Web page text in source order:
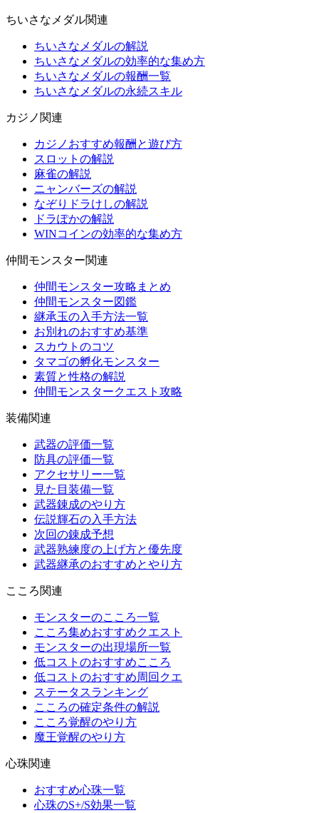
ちいさなメダル関連
ちいさなメダルの解説
ちいさなメダルの効率的な集め方
ちいさなメダルの報酬一覧
ちいさなメダルの永続スキル
カジノ関連
カジノおすすめ報酬と遊び方
スロットの解説
麻雀の解説
ニャンバーズの解説
なぞりドラけしの解説
ドラぽかの解説
WINコインの効率的な集め方
仲間モンスター関連
仲間モンスター攻略まとめ
仲間モンスター図鑑
継承玉の入手方法一覧
お別れのおすすめ基準
スカウトのコツ
タマゴの孵化モンスター
素質と性格の解説
仲間モンスタークエスト攻略
装備関連
武器の評価一覧
防具の評価一覧
アクセサリー一覧
見た目装備一覧
武器錬成のやり方
伝説輝石の入手方法
次回の錬成予想
武器熟練度の上げ方と優先度
武器継承のおすすめとやり方
こころ関連
モンスターのこころ一覧
こころ集めおすすめクエスト
モンスターの出現場所一覧
低コストのおすすめこころ
低コストのおすすめ周回クエ
ステータスランキング
こころの確定条件の解説
こころ覚醒のやり方
魔王覚醒のやり方
心珠関連
おすすめ心珠一覧
心珠のS+/S効果一覧